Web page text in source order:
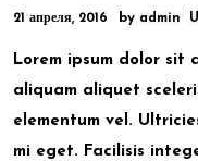
21 апреля, 2016 by admin
Lorem ipsum dolor sit
aliquam aliquet
elementum vel.
mi eget. Facilisis